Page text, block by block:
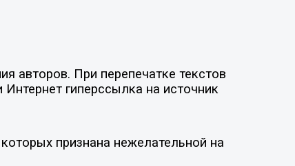
авторов. При перепечатке текстов
гиперссылка на источник
признана нежелательной на